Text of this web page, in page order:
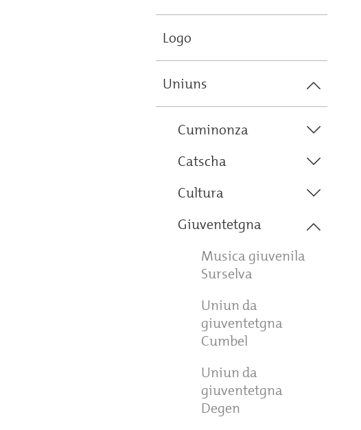
Logo
Uniuns
Cuminonza
Catscha
Cultura
Giuventetgna
Musica giuvenila
Surselva
Uniun da
giuventetgna
Cumbel
Uniun da
giuventetgna
Degen